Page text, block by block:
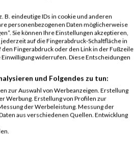
/ 28.06.2016
eindeutige IDs in cookie und anderen
personenbezogenen Daten möglicherweise
Sie können Ihre Einstellungen akzeptieren,
auf die Fingerabdruck-Schaltfläche in
Fingerabdruck oder den Link in der Fußzeile
Einwilligung widerrufen. Diese Entscheidungen
und Folgendes zu tun:
zur Auswahl von Werbeanzeigen. Erstellung
Werbung. Erstellung von Profilen zur
der Werbeleistung. Messung der
aus verschiedenen Quellen. Entwicklung